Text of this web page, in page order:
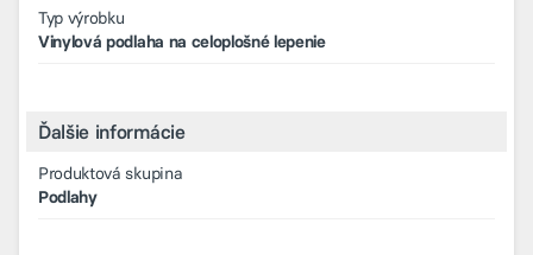
Typ výrobku
Vinylová podlaha na celoplošné lepenie
Ďalšie informácie
Produktová skupina
Podlahy